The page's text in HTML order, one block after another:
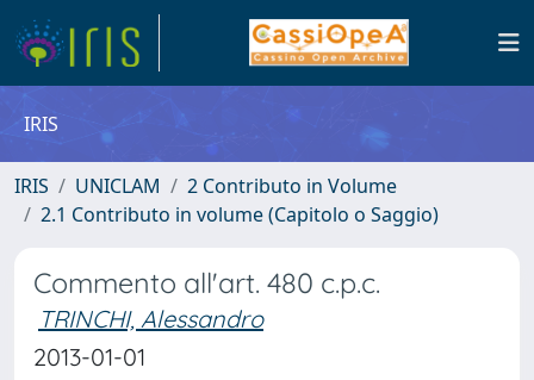
IRIS
IRIS UNICLAM
2 Contributo in Volume
2.1 Contributo in volume (Capitolo o Saggio)
Commento all'art. 480 c.p.c.
TRINCHI, Alessandro
2013-01-01